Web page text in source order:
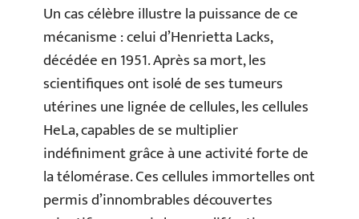
Un cas célèbre illustre la puissance de ce
mécanisme : celui d’Henrietta Lacks,
décédée en 1951. Après sa mort, les
scientifiques ont isolé de ses tumeurs
utérines une lignée de cellules, les cellules
HeLa, capables de se multiplier
indéfiniment grâce à une activité forte de
la télomérase. Ces cellules immortelles ont
permis d’innombrables découvertes